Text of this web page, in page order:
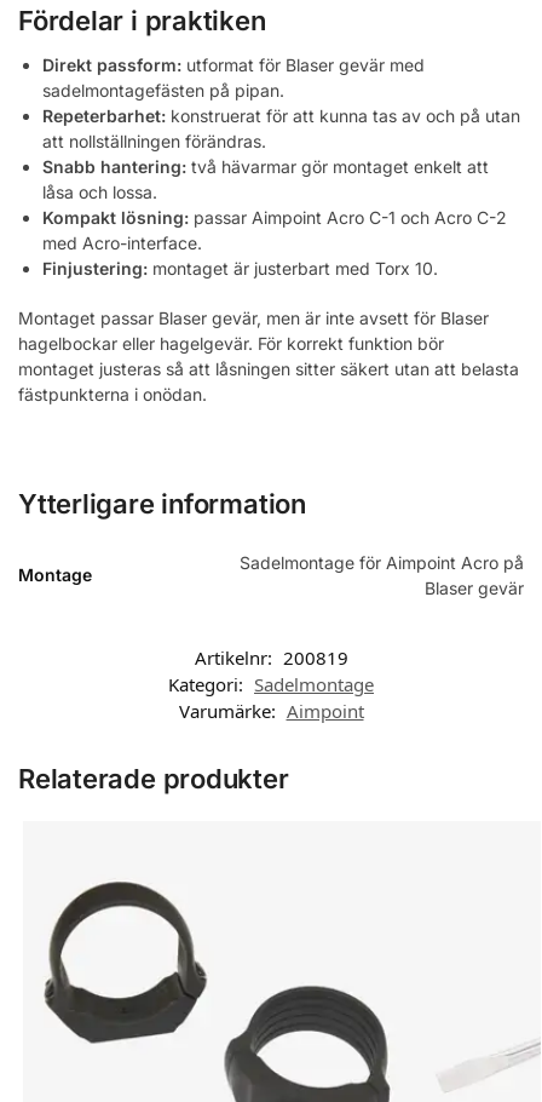
Fördelar i praktiken
Direkt passform: utformat för Blaser gevär med
sadelmontagefästen på pipan.
Repeterbarhet: konstruerat för att kunna tas av och på utan
att nollställningen förändras.
Snabb hantering: två hävarmar gör montaget enkelt att
låsa och lossa.
Kompakt lösning: passar Aimpoint Acro C-1 och Acro C-2
med Acro-interface.
Finjustering: montaget är justerbart med Torx 10.
Montaget passar Blaser gevär, men är inte avsett för Blaser
hagelbockar eller hagelgevär. För korrekt funktion bör
montaget justeras så att låsningen sitter säkert utan att belasta
fästpunkterna i onödan.
Ytterligare information
Montage
Sadelmontage för Aimpoint Acro på
Blaser gevär
Artikelnr: 200819
Kategori: Sadelmontage
Varumärke: Aimpoint
Relaterade produkter